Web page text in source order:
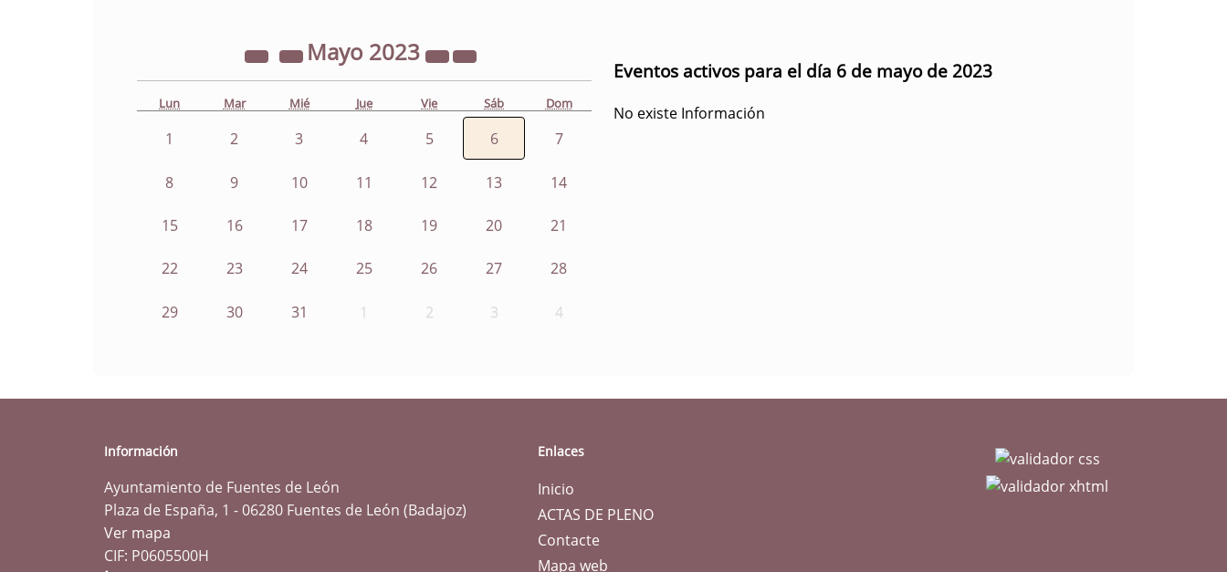
Mayo 2023
Lun Mar Mié Jue Vie Sáb Dom
1 2 3 4 5 6 7
8 9 10 11 12 13 14
15 16 17 18 19 20 21
22 23 24 25 26 27 28
29 30 31 1 2 3 4
Eventos activos para el día 6 de mayo de 2023
No existe Información
Información
Ayuntamiento de Fuentes de León
Plaza de España, 1 - 06280 Fuentes de León (Badajoz)
Ver mapa
CIF: P0605500H
Enlaces
Inicio
ACTAS DE PLENO
Contacte
Mapa web